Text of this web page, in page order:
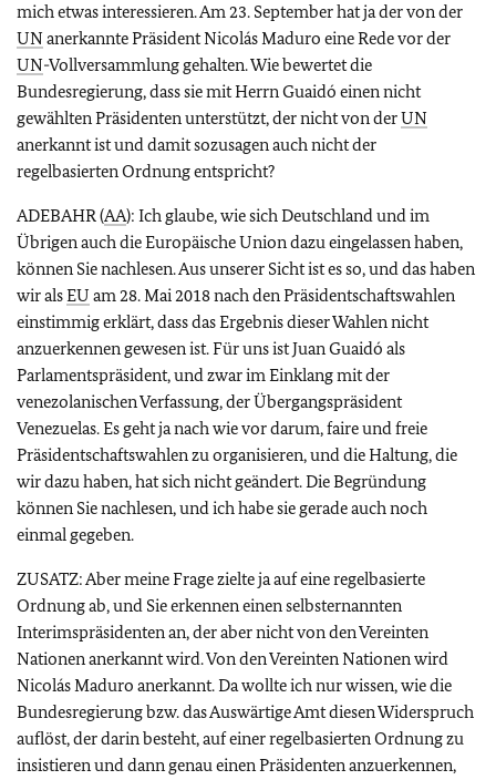
mich etwas interessieren. Am 23. September hat ja der von der
UNanerkannte Präsident Nicolás Maduro eine Rede vor der
UN-Vollversammlung gehalten. Wie bewertet die
Bundesregierung, dass sie mit Herrn Guaidó einen nicht
gewählten Präsidenten unterstützt, der nicht von derUN
anerkannt ist und damit sozusagen auch nicht der
regelbasierten Ordnung entspricht?
ADEBAHR (AA): Ich glaube, wie sich Deutschland und im
Übrigen auch die Europäische Union dazu eingelassen haben,
können Sie nachlesen. Aus unserer Sicht ist es so, und das haben
wir alsEU am 28. Mai 2018 nach den Präsidentschaftswahlen
einstimmig erklärt, dass das Ergebnis dieser Wahlen nicht
anzuerkennen gewesen ist. Für uns ist Juan Guaidó als
Parlamentspräsident, und zwar im Einklang mit der
venezolanischen Verfassung, der Übergangspräsident
Venezuelas. Es geht ja nach wie vor darum, faire und freie
Präsidentschaftswahlen zu organisieren, und die Haltung, die
wir dazu haben, hat sich nicht geändert. Die Begründung
können Sie nachlesen, und ich habe sie gerade auch noch
einmal gegeben.
ZUSATZ: Aber meine Frage zielte ja auf eine regelbasierte
Ordnung ab, und Sie erkennen einen selbsternannten
Interimspräsidenten an, der aber nicht von den Vereinten
Nationen anerkannt wird. Von den Vereinten Nationen wird
Nicolás Maduro anerkannt. Da wollte ich nur wissen, wie die
Bundesregierung bzw. das Auswärtige Amt diesen Widerspruch
auflöst, der darin besteht, auf einer regelbasierten Ordnung zu
insistieren und dann genau einen Präsidenten anzuerkennen,